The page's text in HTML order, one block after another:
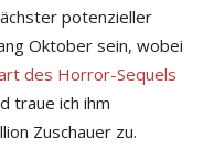
potenzieller
Oktober sein, wobei
des Horror-Sequels
traue ich ihm
Zuschauer zu.